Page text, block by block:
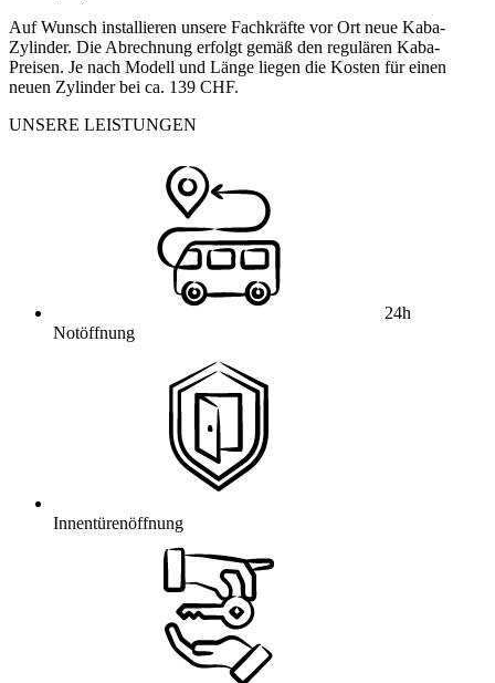
Auf Wunsch installieren unsere Fachkräfte vor Ort neue Kaba-
Zylinder. Die Abrechnung erfolgt gemäß den regulären Kaba-
Preisen. Je nach Modell und Länge liegen die Kosten für einen
neuen Zylinder bei ca. 139 CHF.
UNSERE LEISTUNGEN
24h
Notöffnung
Innentürenöffnung